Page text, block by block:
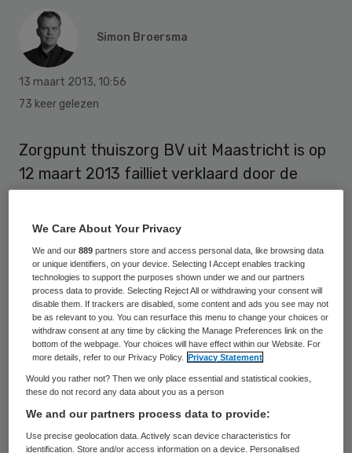
Simon Broersma
13 maart 2013, 10:56
73 keer gelezen
Zorgpunt thuiszorg BV uit Maastricht is op
12 maart 2013 failliet verklaard door de
aangevraagd door één van de werknemers
van Zorgpunt die verklaarde dat in ieder
geval vier werknemers over de maanden
december 2012 en januari 2013 geen loon
hadden ontvangen. Dit zegt curator mr.
Roomberg van Adelmeijer Hoyng Advocaten
uit Maastricht op basis van een gesprek
met de advocaat van Zorgpunt.
Zorgpunt kwam eind vorig jaar in het
nieuws toen zorgverzekeraar CZhet
We Care About Your Privacy
We and our889 partners store and access personal data, like browsing data
or unique identifiers, on your device. Selecting I Accept enables tracking
technologies to support the purposes shown under we and our partners
process data to provide. Selecting Reject All or withdrawing your consent will
disable them. If trackers are disabled, some content and ads you see may not
be as relevant to you. You can resurface this menu to change your choices or
withdraw consent at any time by clicking the Manage Preferences link on the
bottom of the webpage. Your choices will have effect within our Website. For
more details, refer to our Privacy Policy.
Privacy Statement
Would you rather not? Then we only place essential and statistical cookies,
these do not record any data about you as a person
We and our partners process data to provide:
Use precise geolocation data. Actively scan device characteristics for
identification. Store and/or access information on a device. Personalised